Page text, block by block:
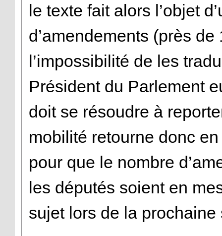
le texte fait alors l’objet
d’amendements (près
l’impossibilité de les
Président du Parlement
doit se résoudre à
mobilité retourne donc
pour que le nombre
les députés soient en
sujet lors de la prochaine